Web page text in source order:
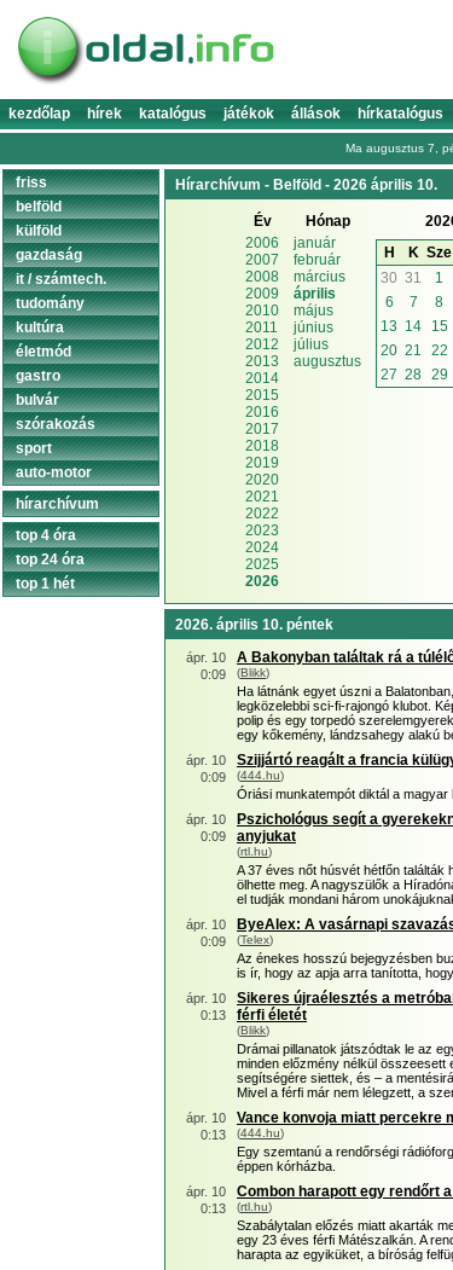
kezdőlap hírek katalógus játékok állások hírkatalógus
Ma augusztus 7,
Hírarchívum - Belföld - 2026 április 10.
Év
2006
2007
2008
2009
2010
2011
2012
2013
2014
2015
2016
2017
2018
2019
2020
2021
2022
2023
2024
2025
2026
Hónap
január
február
március
április
május
június
július
augusztus
H
K Sze
30 31 1
6
7 8
13 14 15
20 21 22
27 28 29
2026. április 10. péntek
ápr. 10
0:09
A Bakonyban találtak rá a
(Blikk)
Ha látnánk egyet úszni a
legközelebbi sci-fi-rajongó klubot.
polip és egy torpedó
egy kőkemény, lándzsahegy alakú
ápr. 10
0:09
Szijjártó reagált a francia
(444.hu)
Óriási munkatempót diktál a magyar
ápr. 10
0:09
Pszichológus segít a
anyjukat
(rtl.hu)
A 37 éves nőt húsvét hétfőn találták
ölhette meg. A nagyszülők a
el tudják mondani három
ápr. 10
0:09
ByeAlex: A vasárnapi
(Telex)
Az énekes hosszú bejegyzésben
is ír, hogy az apja arra tanította,
ápr. 10
0:13
Sikeres újraélesztés a
férfi életét
(Blikk)
Drámai pillanatok játszódtak le az
minden előzmény nélkül összeesett
segítségére siettek, és – a
Mivel a férfi már nem lélegzett, a
ápr. 10
0:13
Vance konvoja miatt percekre
(444.hu)
Egy szemtanú a rendőrségi
éppen kórházba.
ápr. 10
0:13
Combon harapott egy rendőrt
(rtl.hu)
Szabálytalan előzés miatt akarták
egy 23 éves férfi Mátészalkán. A
harapta az egyiküket, a bíróság
friss
belföld
külföld
gazdaság
it / számtech.
tudomány
kultúra
életmód
gastro
bulvár
szórakozás
sport
auto-motor
hírarchívum
top 4 óra
top 24 óra
top 1 hét